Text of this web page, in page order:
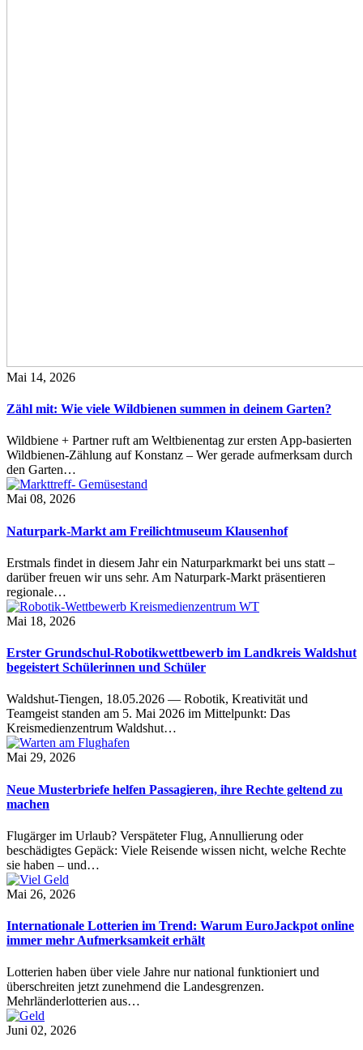
Mai 14, 2026
Zähl mit: Wie viele Wildbienen summen in deinem Garten?
Wildbiene + Partner ruft am Weltbienentag zur ersten App-basierten
Wildbienen-Zählung auf Konstanz – Wer gerade aufmerksam durch
den Garten…
Mai 08, 2026
Naturpark-Markt am Freilichtmuseum Klausenhof
Erstmals findet in diesem Jahr ein Naturparkmarkt bei uns statt –
darüber freuen wir uns sehr. Am Naturpark-Markt präsentieren
regionale…
Mai 18, 2026
Erster Grundschul-Robotikwettbewerb im Landkreis Waldshut
begeistert Schülerinnen und Schüler
Waldshut-Tiengen, 18.05.2026 — Robotik, Kreativität und
Teamgeist standen am 5. Mai 2026 im Mittelpunkt: Das
Kreismedienzentrum Waldshut…
Mai 29, 2026
Neue Musterbriefe helfen Passagieren, ihre Rechte geltend zu
machen
Flugärger im Urlaub? Verspäteter Flug, Annullierung oder
beschädigtes Gepäck: Viele Reisende wissen nicht, welche Rechte
sie haben – und…
Mai 26, 2026
Internationale Lotterien im Trend: Warum EuroJackpot online
immer mehr Aufmerksamkeit erhält
Lotterien haben über viele Jahre nur national funktioniert und
überschreiten jetzt zunehmend die Landesgrenzen.
Mehrländerlotterien aus…
Juni 02, 2026